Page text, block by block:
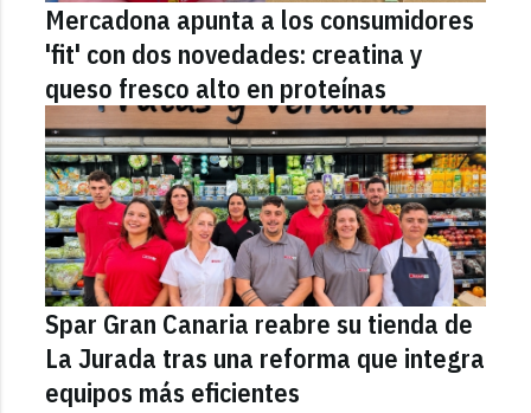
Mercadona apunta a los consumidores
'fit' con dos novedades: creatina y
queso fresco alto en proteínas
Spar Gran Canaria reabre su tienda de
La Jurada tras una reforma que integra
equipos más eficientes